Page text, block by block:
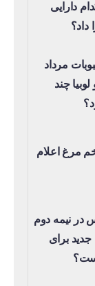
۱۴۰۵ / کدام دارایی
داد؟
مرداد
لوبیا چند
مرغ اعلام
در نیمه دوم
برای